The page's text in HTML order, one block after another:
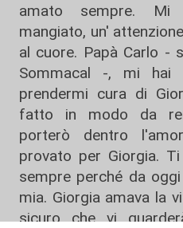
amato sempre. Mi
mangiato, un'
al cuore. Papà Carlo -
Sommacal -, mi
prendermi cura di
fatto in modo da
porterò dentro
provato per Giorgia.
sempre perché da
mia. Giorgia amava la
sicuro che vi